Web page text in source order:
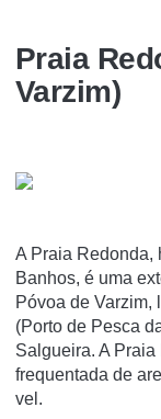
Praia
Varzim)
A Praia Redonda,
Banhos, é uma
Póvoa de Varzim,
(Porto de Pesca
Salgueira. A
frequentada de
vel.